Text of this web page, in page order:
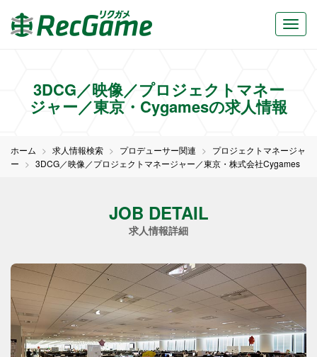
3DCG／映像／プロジェクトマネー
ジャー／東京・Cygamesの求人情報
ホーム 求人情報検索 プロデューサー関連
プロジェクトマネージャ
ー
3DCG／映像／プロジェクトマネージャー／東京・株式会社Cygames
JOB DETAIL
求人情報詳細